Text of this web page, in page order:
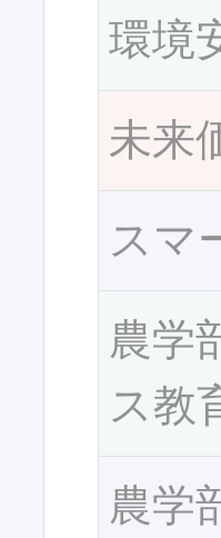
環境
未来
スマ
農学
ス教
農学